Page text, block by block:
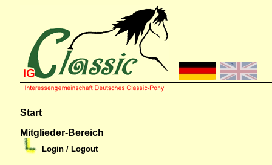
Start
Mitglieder-Bereich
Login / Logout